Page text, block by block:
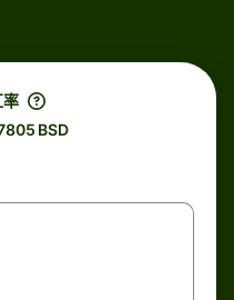
率
BSD